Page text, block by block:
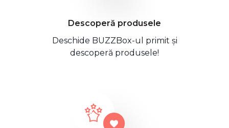
Descoperă produsele
Deschide BUZZBox-ul primit și
descoperă produsele!